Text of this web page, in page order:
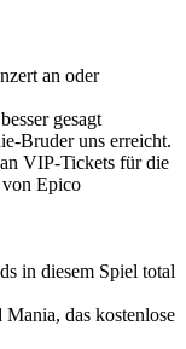
an oder
gesagt
Bruder uns erreicht.
VIP-Tickets für die
Epico
in diesem Spiel total
das kostenlose